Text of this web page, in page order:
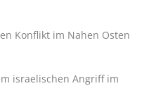
Konflikt im Nahen Osten
israelischen Angriff im